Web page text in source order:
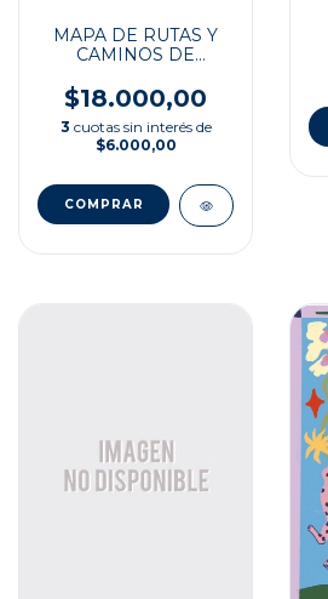
MAPA DE RUTAS Y
CAMINOS DE
$18.000,00
3 cuotas sin interés de
$6.000,00